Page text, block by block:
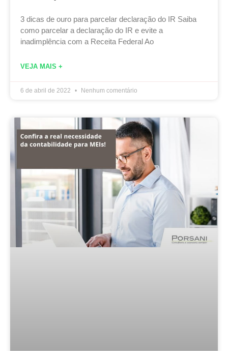
3 dicas de ouro para parcelar declaração do IR Saiba
como parcelar a declaração do IR e evite a
inadimplência com a Receita Federal Ao
VEJA MAIS +
6 de abril de 2022 Nenhum comentário